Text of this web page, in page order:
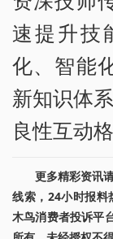
速提升技
化、智能
新知识体
良性互动
更多精彩资讯
线索，24小时报料
木鸟消费者投诉平